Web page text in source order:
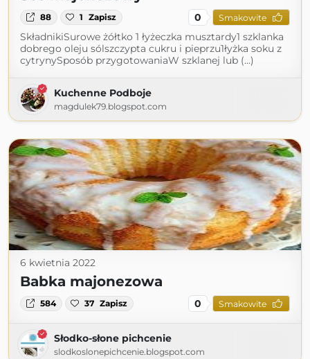
88 1 Zapisz 0 Smakowite
SkładnikiSurowe żółtko 1 łyżeczka musztardy1 szklanka
dobrego oleju sólszczypta cukru i pieprzu1łyżka soku z
cytrynySposób przygotowaniaW szklanej lub (...)
Kuchenne Podboje
magdulek79.blogspot.com
6 kwietnia 2022
Babka majonezowa
584 37 Zapisz 0 Smakowite
Słodko-słone pichcenie
slodkoslonepichcenie.blogspot.com